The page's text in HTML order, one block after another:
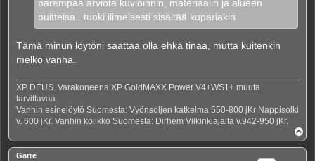
parempaa arviota kuvioinnin, materiaalin ja alueen
puitteisa.. tuoki ilimeisesti sisältää kupariakin
Tämä minun löytöni saattaa olla ehkä tinaa, mutta kuitenkin
melko vanha.
XP DĒUS. Varakoneena XP GoldMAXX Power V4+WS1+ muuta
tarvittavaa.
Vanhin esinelöytö Suomesta: Vyönsoljen katkelma 550-800 jKr Nappisolki
v. 600 jKr. Vanhin kolikko Suomesta: Dirhem Viikinkiajalta v.942-950 jKr.
l
ö
Garre